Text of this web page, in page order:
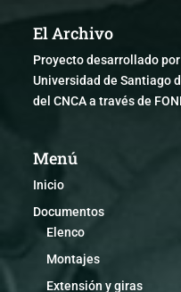
El Archivo
Proyecto desarrollado
Universidad de Santiago
del CNCA a través de
Menú
Inicio
Documentos
Elenco
Montajes
Extensión y giras